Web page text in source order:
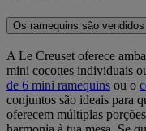
Os ramequins são
A Le Creuset oferece
mini cocottes individuais
de 6 mini ramequins ou o
conjuntos são ideais para
oferecem múltiplas